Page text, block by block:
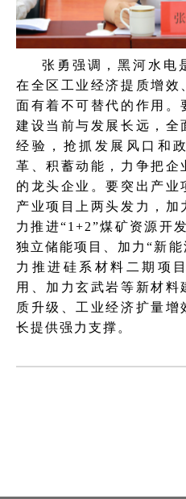
张勇强调，黑河水电
在全区工业经济提质增效
面有着不可替代的作用。
建设当前与发展长远，全
经验，抢抓发展风口和
革、积蓄动能，力争把企
的龙头企业。要突出产业
产业项目上两头发力，加
力推进“1+2”煤矿资源开
独立储能项目、加力“新
力推进硅系材料二期项
用、加力玄武岩等新材料
质升级、工业经济扩量增
长提供强力支撑。